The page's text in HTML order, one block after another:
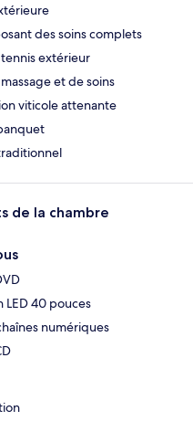
des soins complets
extérieur
et de soins
viticole attenante
de la chambre
LED 40 pouces
numériques